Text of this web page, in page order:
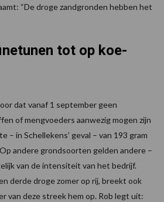
“De droge zandgronden hebben het
tot op koe-
dat vanaf 1 september geen
of mengvoeders aanwezig mogen zijn
– in Schellekens’ geval – van 193 gram
andere grondsoorten gelden andere –
van de intensiteit van het bedrijf.
derde droge zomer op rij, breekt ook
van deze streek hem op. Rob legt uit: